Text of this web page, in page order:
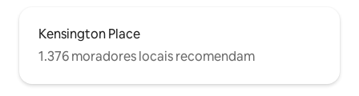
Kensington Place
1.376 moradores locais recomendam